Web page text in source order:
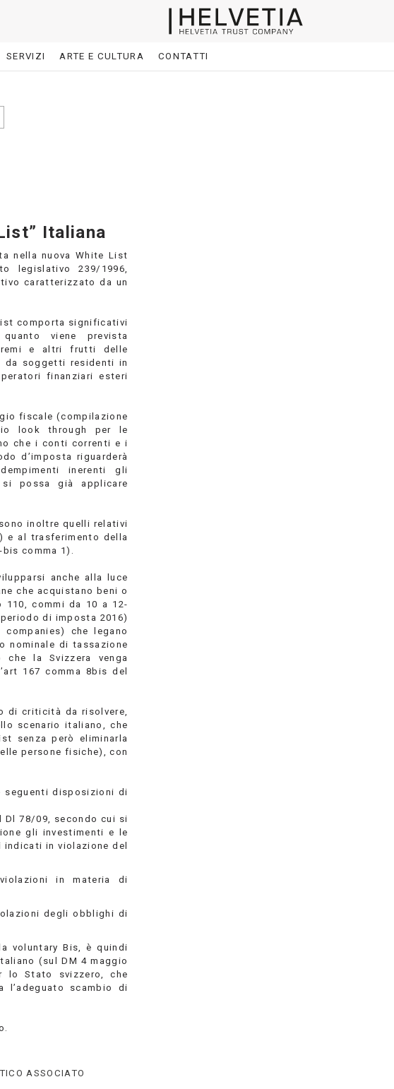
SERVIZI ARTE E CULTURA CONTATTI
Italiana
nella nuova White List
legislativo 239/1996,
caratterizzato da un
comporta significativi
viene prevista
e altri frutti delle
soggetti residenti in
finanziari esteri
fiscale (compilazione
look through per le
che i conti correnti e i
d’imposta riguarderà
inerenti gli
possa già applicare
inoltre quelli relativi
e al trasferimento della
comma 1).
anche alla luce
che acquistano beni o
commi da 10 a 12-
di imposta 2016)
che legano
nominale di tassazione
la Svizzera venga
167 comma 8bis del
di criticità da risolvere,
scenario italiano, che
senza però eliminarla
persone fisiche), con
seguenti disposizioni di
Dl 78/09, secondo cui si
gli investimenti e le
in violazione del
in materia di
degli obblighi di
voluntary Bis, è quindi
(sul DM 4 maggio
lo Stato svizzero, che
l’adeguato scambio di
ASSOCIATO